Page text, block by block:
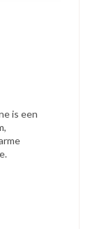
is een